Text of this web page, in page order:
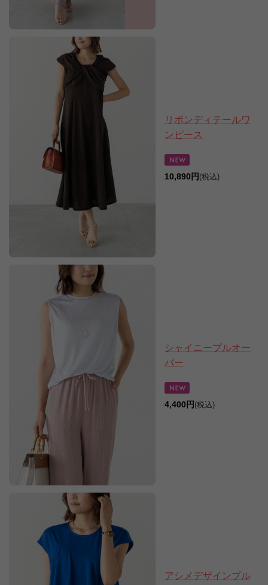
リボンディテールワ
ンピース
10,890円 (税込)
シャイニープルオー
バー
4,400円 (税込)
アシメデザインプル